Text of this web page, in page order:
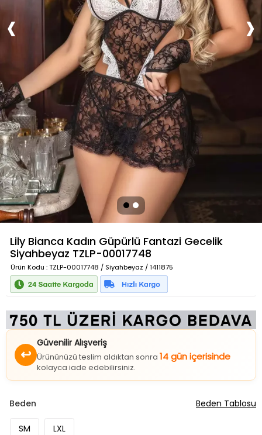
Lily Bianca Kadın Güpürlü Fantazi Gecelik
Siyahbeyaz TZLP-00017748
Ürün Kodu : TZLP-00017748 / Siyahbeyaz / 1411875
↩
Güvenilir Alışveriş
Ürününüzü teslim aldıktan sonra 14 gün içerisinde
kolayca iade edebilirsiniz.
Beden
SM LXL
Beden Tablosu